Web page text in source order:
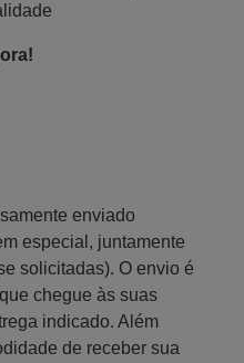
enviado
especial, juntamente
solicitadas). O envio é
chegue às suas
indicado. Além
de receber sua